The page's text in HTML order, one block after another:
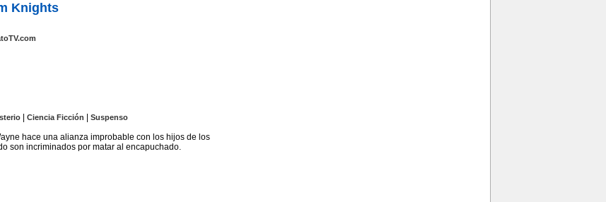
Knights
Ciencia Ficción Suspenso
hace una alianza improbable con los hijos de los
son incriminados por matar al encapuchado.